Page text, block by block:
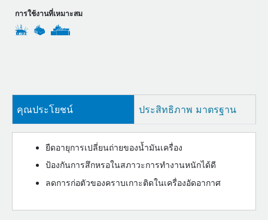
การใช้งานที่เหมาะสม
คุณประโยชน์ ประสิทธิภาพ มาตรฐาน
ยืดอายุการเปลี่ยนถ่ายของน้ำมันเครื่อง
ป้องกันการสึกหรอในสภาวะการทำงานหนักได้ดี
ลดการก่อตัวของคราบเกาะติดในเครื่องอัดอากาศ